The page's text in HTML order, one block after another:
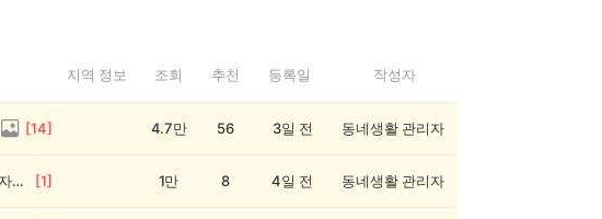
지역 정보 조회 추천 등록일 작성자
[14] 4.7만 56 3일 전 동네생활 관리자
💰[당첨자 발표] 26회차 우리 동네 정보왕 이벤트 당첨자를 발표합니다! [1] 1만 8 4일 전 동네생활 관리자